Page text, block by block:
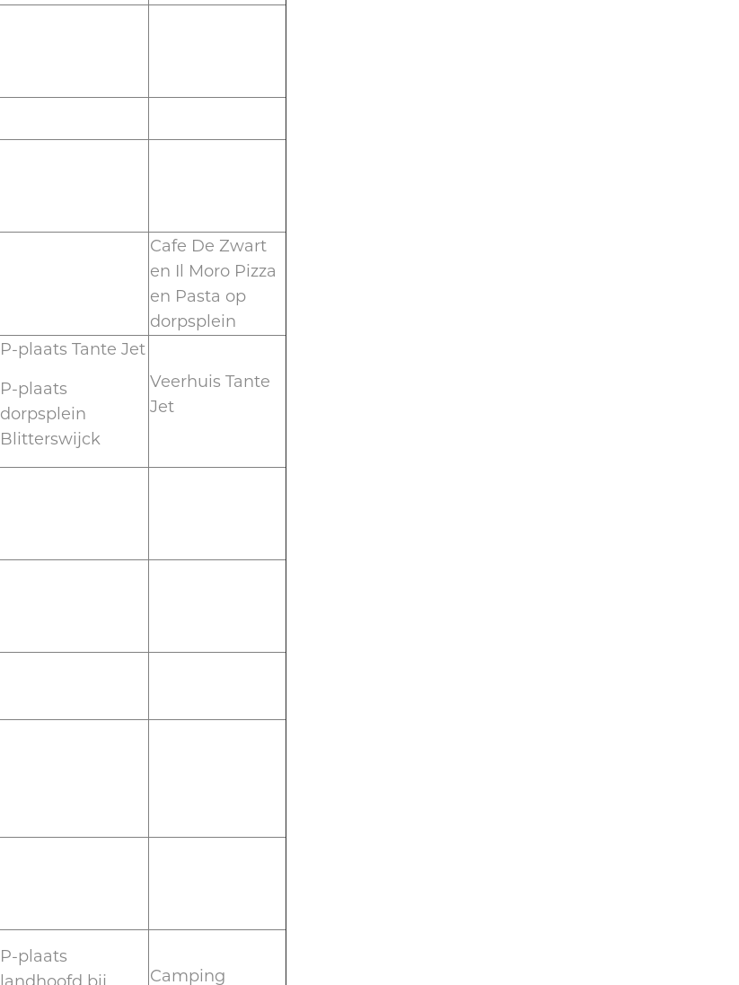
Cafe De Zwart
en Il Moro Pizza
en Pasta op
dorpsplein
P-plaats Tante Jet
P-plaats
dorpsplein
Blitterswijck
Veerhuis Tante
Jet
P-plaats
Camping